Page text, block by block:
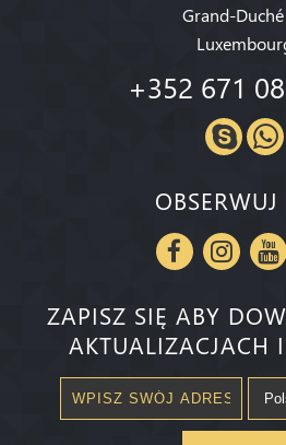
Grand-
+352 671
ZAPISZ SIĘ ABY
AKTUALIZACJACH